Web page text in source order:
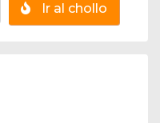
Ir al chollo